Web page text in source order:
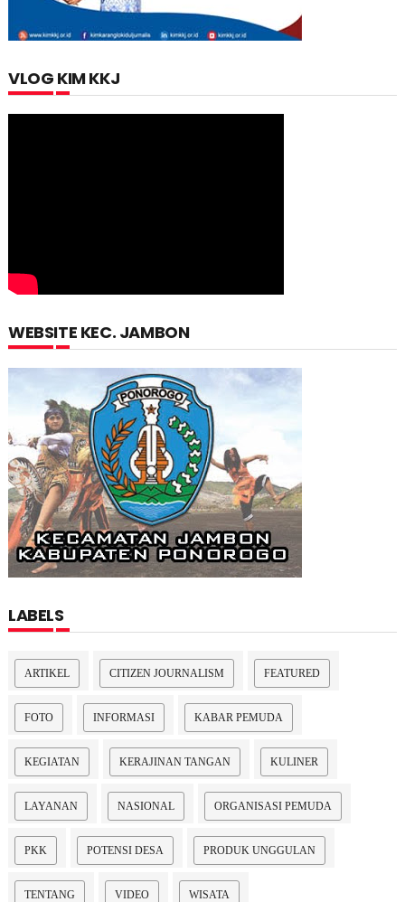
VLOG KIM KKJ
WEBSITE KEC. JAMBON
LABELS
ARTIKEL CITIZEN JOURNALISM FEATURED
FOTO INFORMASI KABAR PEMUDA
KEGIATAN KERAJINAN TANGAN KULINER
LAYANAN NASIONAL ORGANISASI PEMUDA
PKK POTENSI DESA PRODUK UNGGULAN
TENTANG VIDEO WISATA